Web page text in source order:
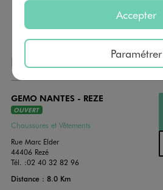
dans de jolies enveloppes pour
NOS AUTRES MAGASINS
GEMO NANTES - REZE
OUVERT
Chaussures et Vêtements
Rue Marc Elder
44406 Rezé
Tél. :02 40 32 82 96
Distance : 8.0 Km
Accepter
Paramétrer